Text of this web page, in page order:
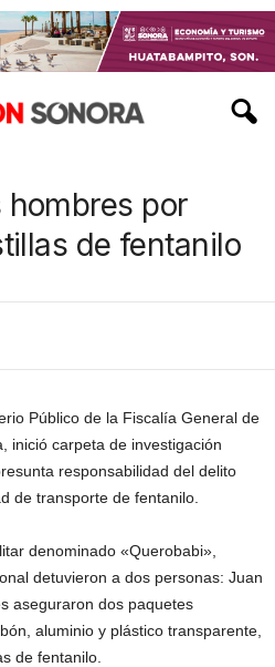
hombres por
de fentanilo
Público de la Fiscalía General de
inició carpeta de investigación
responsabilidad del delito
de transporte de fentanilo.
denominado «Querobabi»,
detuvieron a dos personas: Juan
aseguraron dos paquetes
aluminio y plástico transparente,
de fentanilo.